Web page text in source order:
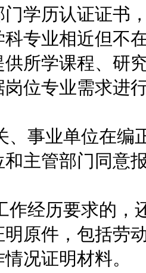
学历认证证书
专业相近但不
所学课程、研
位专业需求进
事业单位在编
和主管部门同意
经历要求的，
明原件，包括劳
况证明材料。